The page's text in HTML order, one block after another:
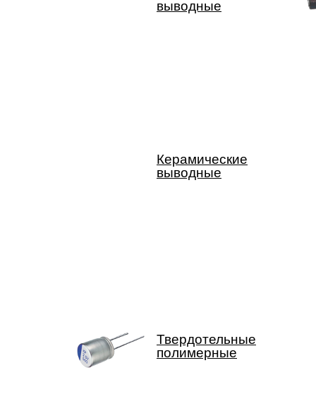
выводные
Керамические
выводные
Твердотельные
полимерные